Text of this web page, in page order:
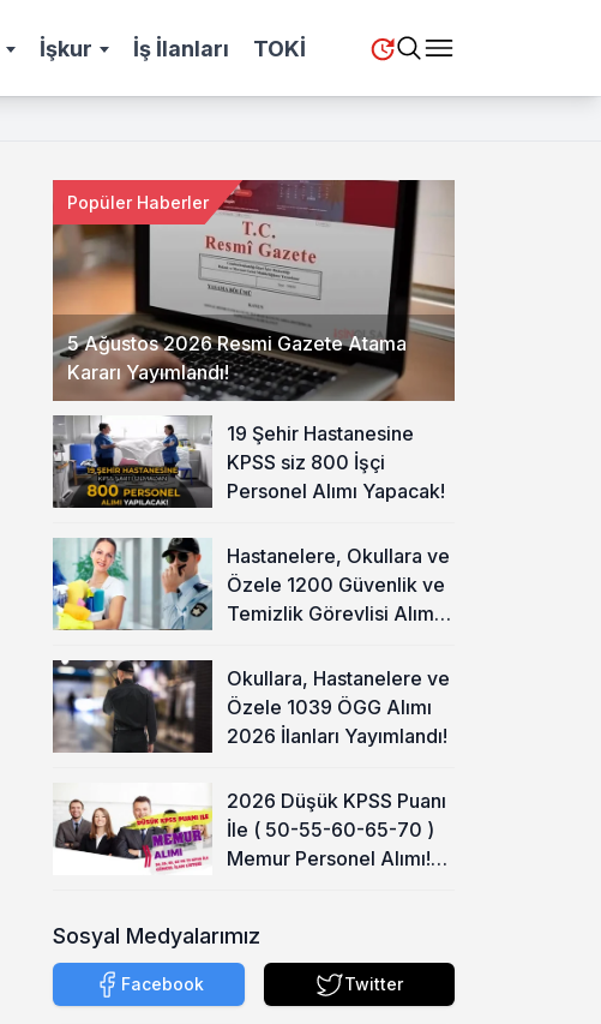
İşkur İş İlanları TOKİ
5 Ağustos 2026 Resmi Gazete Atama
Kararı Yayımlandı!
Popüler Haberler
19 Şehir Hastanesine
KPSS siz 800 İşçi
Personel Alımı Yapacak!
Hastanelere, Okullara ve
Özele 1200 Güvenlik ve
Temizlik Görevlisi Alımı
Okullara, Hastanelere ve
Özele 1039 ÖGG Alımı
2026 İlanları Yayımlandı!
2026 Düşük KPSS Puanı
İle ( 50-55-60-65-70 )
Memur Personel Alımı!
Sosyal Medyalarımız
Facebook Twitter